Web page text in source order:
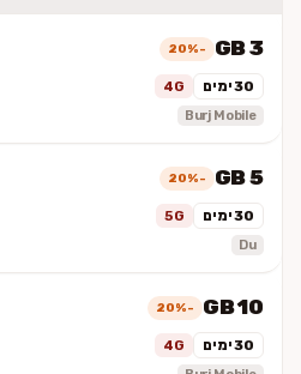
3 GB
-20%
30 ימים 4G
Burj Mobile
5 GB
-20%
30 ימים 5G
Du
10 GB
-20%
30 ימים 4G